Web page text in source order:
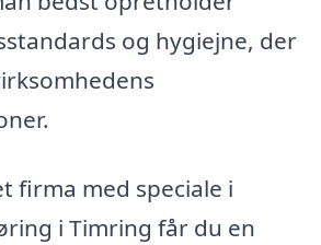
og hygiejne, der
firma med speciale i
i Timring får du en